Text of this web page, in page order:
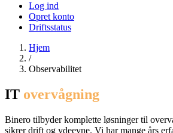
Log ind
Opret konto
Driftsstatus
Hjem
/
Observabilitet
IT overvågning
Binero tilbyder komplette løsninger til
sikrer drift og ydeevne. Vi har mange års